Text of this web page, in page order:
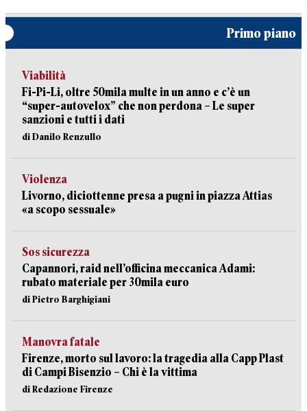
Primo piano
Viabilità
Fi-Pi-Li, oltre 50mila multe in un anno e c’è un
“super-autovelox” che non perdona – Le super
sanzioni e tutti i dati
di Danilo Renzullo
Violenza
Livorno, diciottenne presa a pugni in piazza Attias
«a scopo sessuale»
Sos sicurezza
Capannori, raid nell’officina meccanica Adami:
rubato materiale per 30mila euro
di Pietro Barghigiani
Manovra fatale
Firenze, morto sul lavoro: la tragedia alla Capp Plast
di Campi Bisenzio – Chi è la vittima
di Redazione Firenze